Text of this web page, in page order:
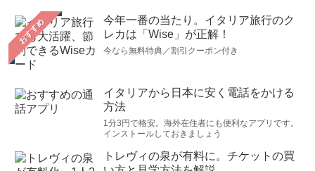
おすすめ
今年一番の当たり。イタリア旅行のク
レカは「Wise」が正解！
今なら無料特典／割引クーポン付き
イタリアから日本に安く電話をかける
方法
1分3円で格安。海外在住者にも便利なアプリです。
インストールしておきましょう
トレヴィの泉が有料に。チケットの買